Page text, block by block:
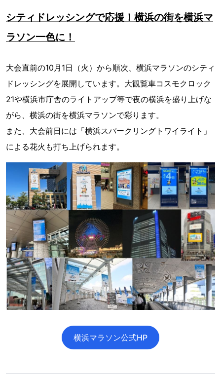
シティドレッシングで応援！横浜の街を横浜マ
ラソン一色に！
大会直前の10月1日（火）から順次、横浜マラソンのシティ
ドレッシングを展開しています。大観覧車コスモクロック
21や横浜市庁舎のライトアップ等で夜の横浜を盛り上げな
がら、横浜の街を横浜マラソンで彩ります。
また、大会前日には「横浜スパークリングトワイライト」
による花火も打ち上げられます。
横浜マラソン公式HP